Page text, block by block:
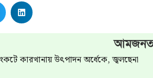
কারখানায় উৎপাদন অর্ধেকে, জ্বলছেনা